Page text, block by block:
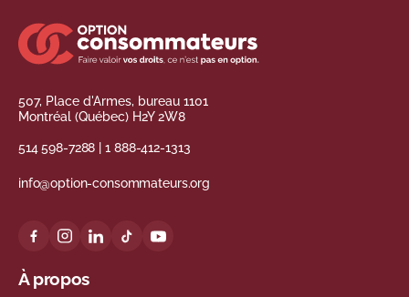
507, Place d'Armes, bureau 1101
Montréal (Québec) H2Y 2W8
514 598-7288 |1 888-412-1313
info@option-consommateurs.org
À propos